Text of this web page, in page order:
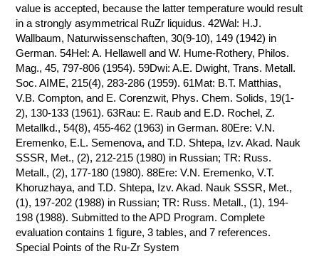
value is accepted, because the latter temperature would result
in a strongly asymmetrical RuZr liquidus. 42Wal: H.J.
Wallbaum, Naturwissenschaften, 30(9-10), 149 (1942) in
German. 54Hel: A. Hellawell and W. Hume-Rothery, Philos.
Mag., 45, 797-806 (1954). 59Dwi: A.E. Dwight, Trans. Metall.
Soc. AIME, 215(4), 283-286 (1959). 61Mat: B.T. Matthias,
V.B. Compton, and E. Corenzwit, Phys. Chem. Solids, 19(1-
2), 130-133 (1961). 63Rau: E. Raub and E.D. Rochel, Z.
Metallkd., 54(8), 455-462 (1963) in German. 80Ere: V.N.
Eremenko, E.L. Semenova, and T.D. Shtepa, Izv. Akad. Nauk
SSSR, Met., (2), 212-215 (1980) in Russian; TR: Russ.
Metall., (2), 177-180 (1980). 88Ere: V.N. Eremenko, V.T.
Khoruzhaya, and T.D. Shtepa, Izv. Akad. Nauk SSSR, Met.,
(1), 197-202 (1988) in Russian; TR: Russ. Metall., (1), 194-
198 (1988). Submitted to the APD Program. Complete
evaluation contains 1 figure, 3 tables, and 7 references.
Special Points of the Ru-Zr System